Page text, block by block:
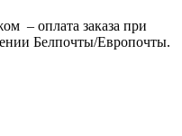
– оплата заказа при
Белпочты/Европочты.